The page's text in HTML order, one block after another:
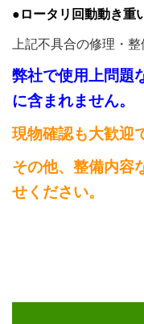
●ロータリ回動動き重
上記不具合の修理・
弊社で使用上問題
に含まれません。
現物確認も大歓迎
その他、整備内容
せください。